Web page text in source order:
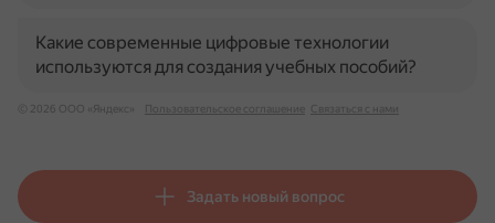
Какие современные цифровые технологии
используются для создания учебных пособий?
© 2026 ООО «Яндекс» Пользовательское соглашение Связаться с нами
Задать новый вопрос